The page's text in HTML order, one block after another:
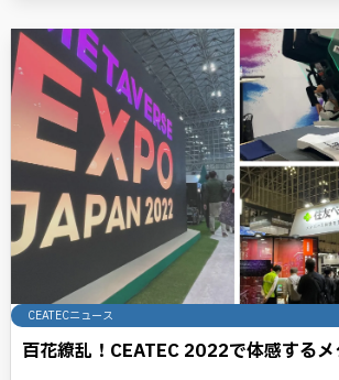
CEATECニュース
百花繚乱！CEATEC 2022で体感する